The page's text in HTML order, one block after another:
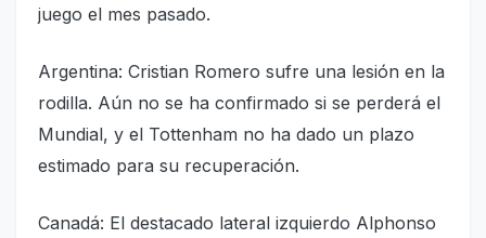
juego el mes pasado.
Argentina: Cristian Romero sufre una lesión en la
rodilla. Aún no se ha confirmado si se perderá el
Mundial, y el Tottenham no ha dado un plazo
estimado para su recuperación.
Canadá: El destacado lateral izquierdo Alphonso